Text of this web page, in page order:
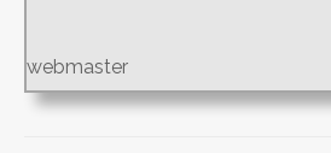
webmaster